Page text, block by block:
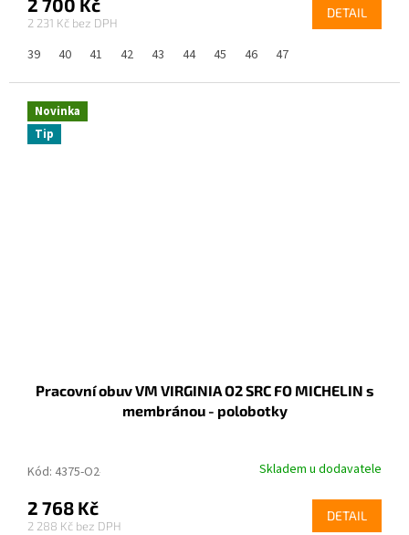
2 231 Kč
DETAIL
39 40 41 42 43 44 45 46 47
Novinka
Tip
Pracovní obuv VM VIRGINIA O2 SRC FO MICHELIN s
membránou - polobotky
Kód: 4375-O2-38 Skladem u dodavatele
2 768 Kč
2 288 Kč
DETAIL